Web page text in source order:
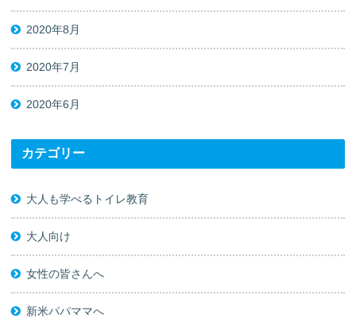
2020年8月
2020年7月
2020年6月
カテゴリー
大人も学べるトイレ教育
大人向け
女性の皆さんへ
新米パパママへ